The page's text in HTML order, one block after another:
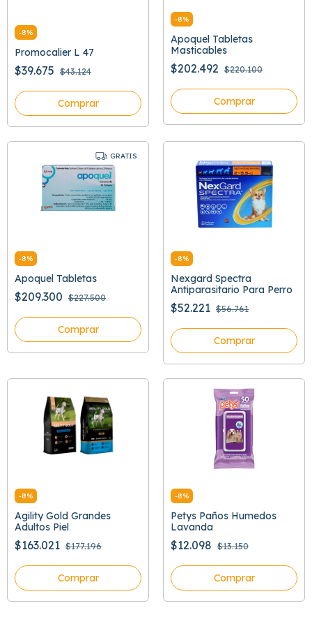
-8%
Promocalier L 47
$39.675 $43.124
Comprar
-8%
Apoquel Tabletas
Masticables
$202.492 $220.100
Comprar
GRATIS
-8%
Apoquel Tabletas
$209.300 $227.500
Comprar
-8%
Nexgard Spectra
Antiparasitario Para Perro
$52.221 $56.761
Comprar
-8%
Agility Gold Grandes
Adultos Piel
$163.021 $177.196
Comprar
-8%
Petys Paños Humedos
Lavanda
$12.098 $13.150
Comprar